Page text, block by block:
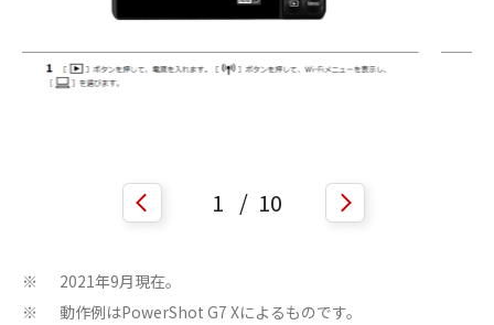
1 / 10
※ 2021年9月現在。
※ 動作例はPowerShot G7 Xによるものです。